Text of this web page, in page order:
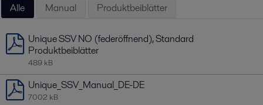
Alle Manual Produktbeiblätter
Unique SSV NO (federöffnend), Standard
Produktbeiblätter
489 kB
Unique_SSV_Manual_DE-DE
7002 kB